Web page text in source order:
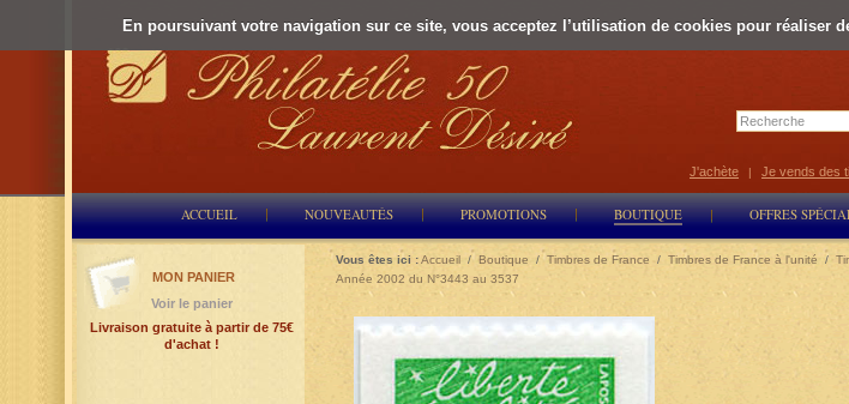
En poursuivant votre navigation sur ce site, vous acceptez l’utilisation de cookies pour réaliser
ACCUEIL NOUVEAUTÉS PROMOTIONS BOUTIQUE OFFRES
J'achète | Je vends des
Vous êtes ici :Accueil / Boutique /Timbres de France / Timbres de France à l'unité /
Année 2002 du N°3443 au 3537
MON PANIER
Voir le panier
Livraison gratuite à partir de 75€
d'achat !